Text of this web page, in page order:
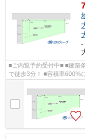
-
■ご内覧予約受付中■ ■建築
で徒歩3分！ ■容積率600%